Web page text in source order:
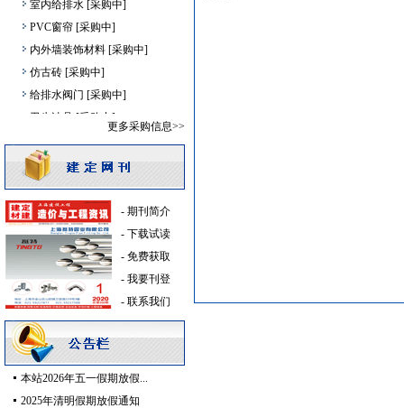
PVC窗帘 [采购中]
内外墙装饰材料 [采购中]
仿古砖 [采购中]
给排水阀门 [采购中]
卫生洁具 [采购中]
给排水管件
成品楼梯
内外墙装饰材料 [采购中]
重交沥青 [采购中]
门窗玻璃 [采购中]
变压器 [采购中]
通信光缆 [采购中]
电梯工程 [采购中]
运输机摊铺机
给排水系统 [采购中]
消火栓系统 [采购中]
更多采购信息>>
- 期刊简介
- 下载试读
- 免费获取
- 我要刊登
- 联系我们
本站2026年五一假期放假...
2025年清明假期放假通知